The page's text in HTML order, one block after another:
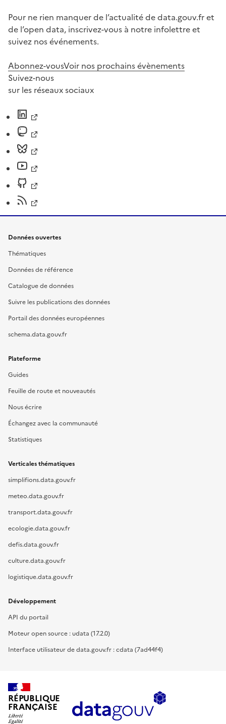
Pour ne rien manquer de l’actualité de data.gouv.fr et
de l’open data, inscrivez-vous à notre infolettre et
suivez nos événements.
Abonnez-vousVoir nos prochains évènements
Suivez-nous
sur les réseaux sociaux
Données ouvertes
Thématiques
Données de référence
Catalogue de données
Suivre les publications des données
Portail des données européennes
schema.data.gouv.fr
Plateforme
Guides
Feuille de route et nouveautés
Nous écrire
Échangez avec la communauté
Statistiques
Verticales thématiques
simplifions.data.gouv.fr
meteo.data.gouv.fr
transport.data.gouv.fr
ecologie.data.gouv.fr
defis.data.gouv.fr
culture.data.gouv.fr
logistique.data.gouv.fr
Développement
API du portail
Moteur open source : udata (17.2.0)
Interface utilisateur de data.gouv.fr : cdata (7ad44f4)
RÉPUBLIQUE
FRANÇAISE